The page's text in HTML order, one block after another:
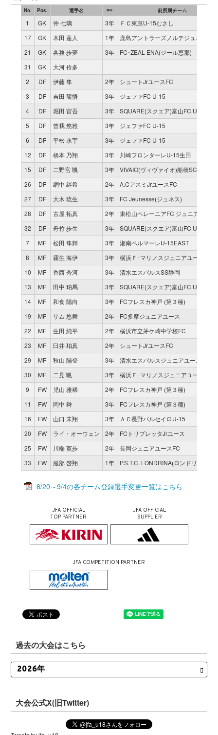
No. Pos. 選手名 学年 前所属チーム
1 GK 仲 七璃 3年
ＦＣ東京U-15むさし
17
GK 木田 蓮人 1年
鹿島アントラーズノルテジュニアユ
21
GK 各務 歩夢 3年
FC･ZEAL ENA(ジール恵那)
31
GK
大河 伶多
2
DF 伊藤 隼 2年
シュートJrユースFC
3
DF 吉田 龍悟 3年
ジェファFC U-15
4
DF 堀田 宙吾 3年
SQUARE(スクエア)富山FC U-15
5
DF 曾我 悠雅 3年
ジェファFC U-15
6
DF 平松 永宇 3年
ジェファFC U-15
12
DF 橋本 乃翔 3年
川崎フロンターレU-15生田
15
DF 二野宮 颯 3年
VIVAIO(ヴィヴァイオ)船橋SC (第３
26
DF 網中 絆希 2年
A.CアスミJrユースFC
27
DF 大木 琉生 3年
FC Jeunesse(ジュネス)
28
DF 古屋 拓真 2年
東松山ペレーニアFC ジュニアユース
32
DF 舟竹 歩生 3年
SQUARE(スクエア)富山FC U-15
7
MF 松田 隼輝 3年
湘南ベルマーレU-15EAST
8
MF 霧生 海伊 3年
横浜Ｆ･マリノスジュニアユース追浜
10
MF 香西 秀河 3年
清水エスパルスSS静岡
13
MF 田中 珀馬 3年
SQUARE(スクエア)富山FC U-15
14
MF 和食 陽向 3年
FCフレスカ神戸 (第３種)
19
MF サム 悠舞 2年
FC多摩ジュニアユース
22
MF 生田 純平 2年
横浜市立茅ケ崎中学校FC
23
MF 臼井 珀真 2年
シュートJrユースFC
29
MF 秋山 陽登 3年
清水エスパルスジュニアユース
30
MF 二見 颯 3年
横浜Ｆ･マリノスジュニアユース追浜
9
FW 児山 雅稀 2年
FCフレスカ神戸 (第３種)
11
FW 岡中 舜 3年
FCフレスカ神戸 (第３種)
16
FW 山口 未翔 3年
ＡＣ長野パルセイロU-15
20
FW ライ・オーウェン 2年
FCトリプレッタJrユース
25
FW 川端 寛歩 2年
長岡ジュニアユースFC
33
FW 服部 啓翔 1年 P.S.T.C. LONDRINA(ロンドリーナ)
6/20～9/4の各チーム登録選手変更一覧はこちら
JFA OFFICIAL
TOP PARTNER
JFA OFFICIAL
SUPPLIER
JFA COMPETITION PARTNER
過去の大会はこちら
大会公式X(旧Twitter)